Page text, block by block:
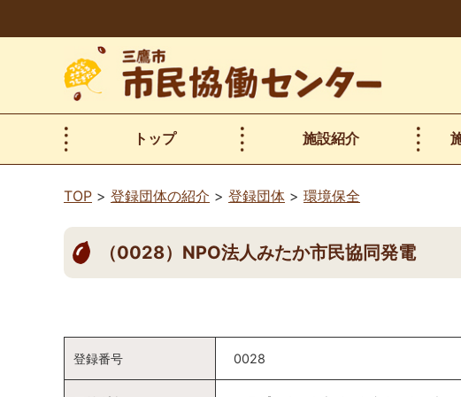
文
へ
移
動
トップ 施設紹介
TOP 登録団体の紹介 登録団体 環境保全
（0028）NPO法人みたか市民協同発電
登録番号 0028